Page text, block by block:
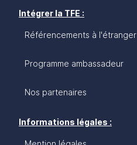
Intégrer la TFE :
Référencements à l'étranger
Programme ambassadeur
Nos partenaires
Informations légales :